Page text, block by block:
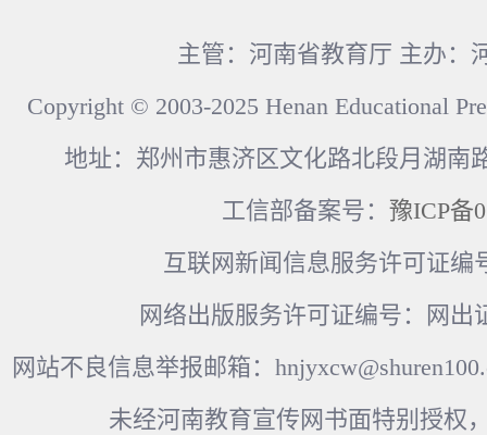
主管：河南省教育厅 主办：
Copyright © 2003-2025 Henan Educational
地址：郑州市惠济区文化路北段月湖南
工信部备案号： 豫ICP备
互联网新闻信息服务许可证编
网络出版服务许可证编号：网出
网站不良信息举报邮箱：
未经河南教育宣传网书面特别授权